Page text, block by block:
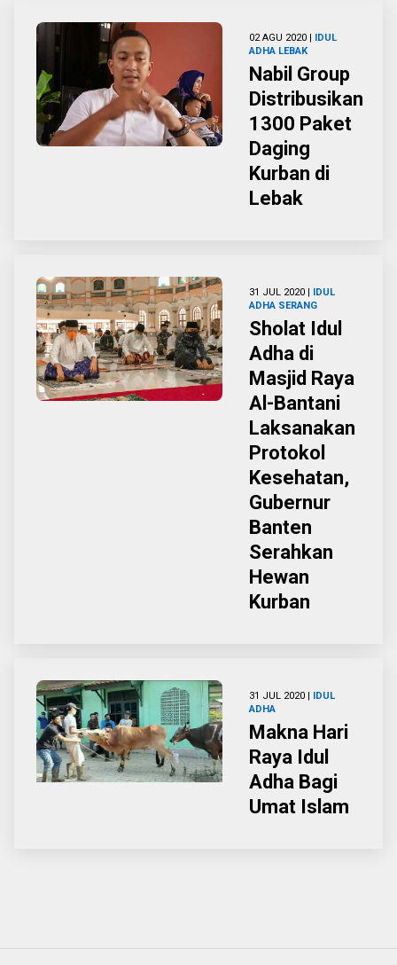
02 AGU 2020 | IDUL
ADHA LEBAK
Nabil Group
Distribusikan
1300 Paket
Daging
Kurban di
Lebak
31 JUL 2020 | IDUL
ADHA SERANG
Sholat Idul
Adha di
Masjid Raya
Al-Bantani
Laksanakan
Protokol
Kesehatan,
Gubernur
Banten
Serahkan
Hewan
Kurban
31 JUL 2020 | IDUL
ADHA
Makna Hari
Raya Idul
Adha Bagi
Umat Islam